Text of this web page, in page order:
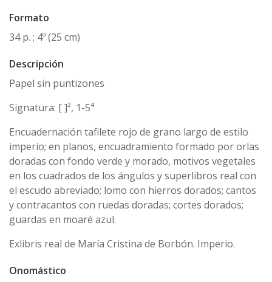
Formato
34 p. ; 4º (25 cm)
Descripción
Papel sin puntizones
Signatura: [ ]², 1-5⁴
Encuadernación tafilete rojo de grano largo de estilo
imperio; en planos, encuadramiento formado por orlas
doradas con fondo verde y morado, motivos vegetales
en los cuadrados de los ángulos y superlibros real con
el escudo abreviado; lomo con hierros dorados; cantos
y contracantos con ruedas doradas; cortes dorados;
guardas en moaré azul.
Exlibris real de María Cristina de Borbón. Imperio.
Onomástico